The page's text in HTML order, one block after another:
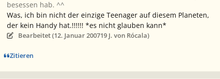
besessen hab. ^^
Was, ich bin nicht der einzige Teenager auf diesem Planeten,
der kein Handy hat.!!!!!! *es nicht glauben kann*
Bearbeitet (12. Januar 200719 J. von Rócala)
Zitieren